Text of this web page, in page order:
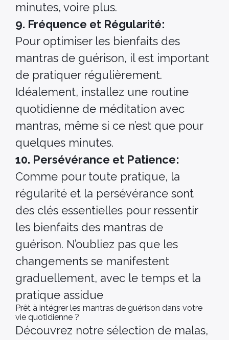
minutes, voire plus.
9. Fréquence et Régularité:
Pour optimiser les bienfaits des
mantras de guérison, il est important
de pratiquer régulièrement.
Idéalement, installez une routine
quotidienne de méditation avec
mantras, même si ce n’est que pour
quelques minutes.
10. Persévérance et Patience:
Comme pour toute pratique, la
régularité et la persévérance sont
des clés essentielles pour ressentir
les bienfaits des mantras de
guérison. N’oubliez pas que les
changements se manifestent
graduellement, avec le temps et la
pratique assidue
Prêt à intégrer les mantras de guérison dans votre
vie quotidienne ?
Découvrez notre sélection de malas,